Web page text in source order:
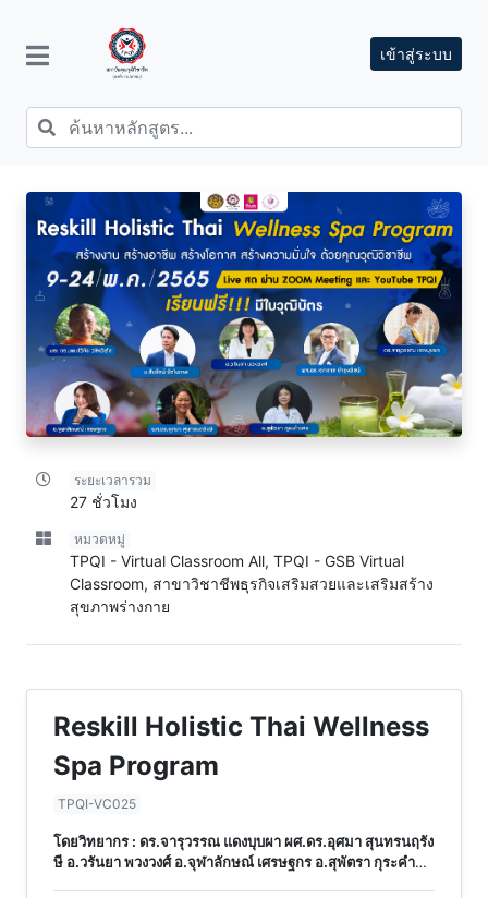
เข้าสู่ระบบ
ระยะเวลารวม
27 ชั่วโมง
หมวดหมู่
TPQI - Virtual Classroom All, TPQI - GSB Virtual
Classroom, สาขาวิชาชีพธุรกิจเสริมสวยและเสริมสร้าง
สุขภาพร่างกาย
Reskill Holistic Thai Wellness
Spa Program
TPQI-VC025
โดยวิทยากร : ดร.จารุวรรณ แดงบุบผา ผศ.ดร.อุศมา สุนทรนฤรัง
ษี อ.วรันยา พวงวงศ์ อ.จุฬาลักษณ์ เศรษฐกร อ.สุพัตรา กุระคำ